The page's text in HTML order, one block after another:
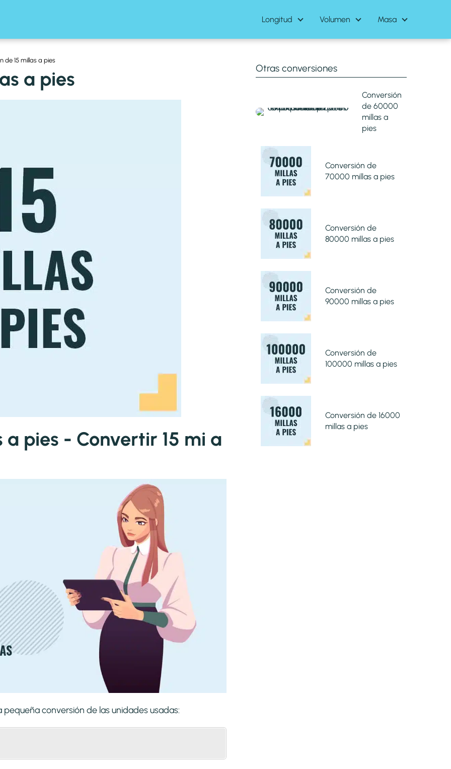
Longitud Volumen Masa
de 15 millas a pies
a pies
pies - Convertir 15 mi a
conversión de las unidades usadas:
Otras conversiones
Conversión
de 60000
millas a
pies
Conversión de
70000 millas a pies
Conversión de
80000 millas a pies
Conversión de
90000 millas a pies
Conversión de
100000 millas a pies
Conversión de 16000
millas a pies